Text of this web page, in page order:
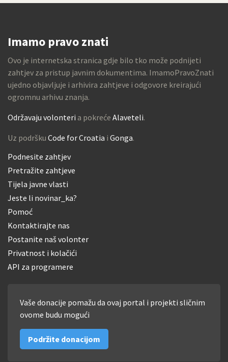
Imamo pravo znati
Ovo je internetska stranica gdje bilo tko može podnijeti
zahtjev za pristup javnim dokumentima. ImamoPravoZnati
ujedno objavljuje i arhivira zahtjeve i odgovore kreirajući
ogromnu arhivu znanja.
Održavaju volonteri a pokreće Alaveteli.
Uz podršku Code for Croatia i Gonga.
Podnesite zahtjev
Pretražite zahtjeve
Tijela javne vlasti
Jeste li novinar_ka?
Pomoć
Kontaktirajte nas
Postanite naš volonter
Privatnost i kolačići
API za programere
Vaše donacije pomažu da ovaj portal i projekti sličnim
ovome budu mogući
Podržite donacijom